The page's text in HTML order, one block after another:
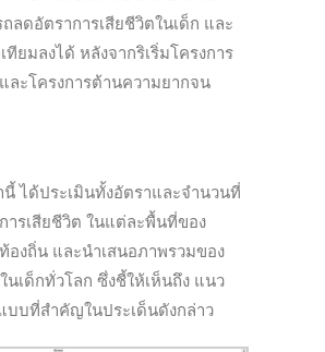
ลดอัตราการเสียชีวิตในเด็ก และ
ทียมลงได้ หลังจากริเริ่มโครงการ
ละโครงการต้านความยากจน
ได้ประเมินทั้งอัตราและจำนวนที่
ารเสียชีวิต ในแต่ละพื้นที่ของ
องถิ่น และนำเสนอภาพรวมของ
นเด็กทั่วโลก ซึ่งชี้ให้เห็นถึง แนว
บบที่สำคัญในประเด็นดังกล่าว